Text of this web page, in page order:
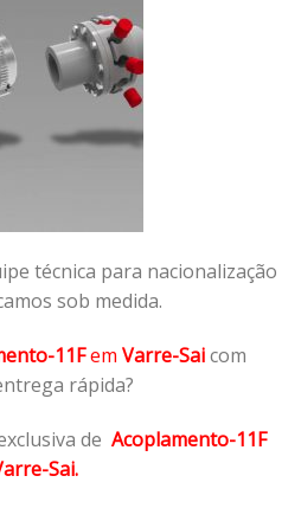
técnica para nacionalização
sob medida.
11Fem Varre-Saicom
rápida?
de Acoplamento-11F
Sai.